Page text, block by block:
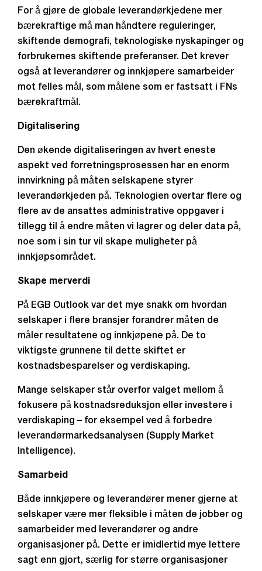
For å gjøre de globale leverandørkjedene mer
bærekraftige må man håndtere reguleringer,
skiftende demografi, teknologiske nyskapinger og
forbrukernes skiftende preferanser. Det krever
også at leverandører og innkjøpere samarbeider
mot felles mål, som målene som er fastsatt i FNs
bærekraftmål.
Digitalisering
Den økende digitaliseringen av hvert eneste
aspekt ved forretningsprosessen har en enorm
innvirkning på måten selskapene styrer
leverandørkjeden på. Teknologien overtar flere og
flere av de ansattes administrative oppgaver i
tillegg til å endre måten vi lagrer og deler data på,
noe som i sin tur vil skape muligheter på
innkjøpsområdet.
Skape merverdi
På EGB Outlook var det mye snakk om hvordan
selskaper i flere bransjer forandrer måten de
måler resultatene og innkjøpene på. De to
viktigste grunnene til dette skiftet er
kostnadsbesparelser og verdiskaping.
Mange selskaper står overfor valget mellom å
fokusere på kostnadsreduksjon eller investere i
verdiskaping – for eksempel ved å forbedre
leverandørmarkedsanalysen (Supply Market
Intelligence).
Samarbeid
Både innkjøpere og leverandører mener gjerne at
selskaper være mer fleksible i måten de jobber og
samarbeider med leverandører og andre
organisasjoner på. Dette er imidlertid mye lettere
sagt enn gjort, særlig for større organisasjoner